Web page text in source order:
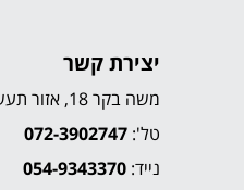
יצירת קשר
משה בקר 18, אזור תעשיה ישן רשל”צ
טל': 072-3902747
נייד: 054-9343370